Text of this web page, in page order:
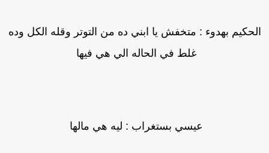
بهدوء : متخفش يا ابني ده من التوتر وقله الكل وده
غلط في الحاله الي هي فيها
عيسي بستغراب : ليه هي مالها